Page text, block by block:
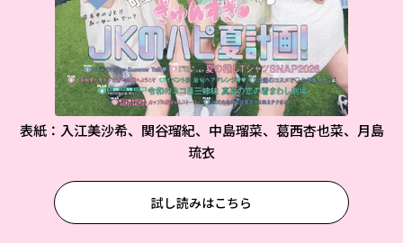
表紙：入江美沙希、関谷瑠紀、中島瑠菜、葛西杏也菜、月島
琉衣
試し読みはこちら